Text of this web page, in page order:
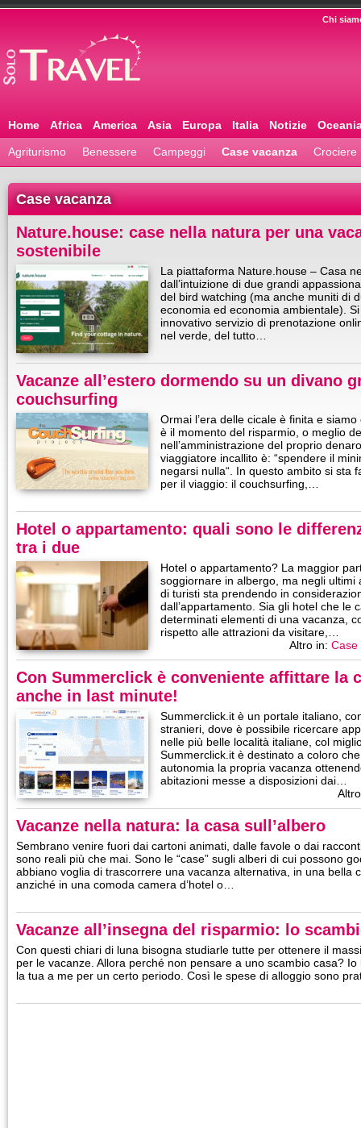
Chi
Home Africa America Asia Europa Italia Notizie
Agriturismo Benessere Campeggi Case vacanza Crociere
Case vacanza
Nature.house: case nella natura per una
sostenibile
La piattaforma Nature.house – Casa
dall’intuizione di due grandi
del bird watching (ma anche muniti di
economia ed economia ambientale).
innovativo servizio di prenotazione
nel verde, del tutto…
Vacanze all’estero dormendo su un divano
couchsurfing
Ormai l’era delle cicale è finita e
è il momento del risparmio, o meglio
nell’amministrazione del proprio
viaggiatore incallito è: “spendere il
negarsi nulla“. In questo ambito si sta
per il viaggio: il couchsurfing,…
Hotel o appartamento: quali sono le
tra i due
Hotel o appartamento? La maggior
soggiornare in albergo, ma negli
di turisti sta prendendo in
dall’appartamento. Sia gli hotel che le
determinati elementi di una vacanza,
rispetto alle attrazioni da visitare,…
Altro in: Case
Con Summerclick è conveniente affittare la
anche in last minute!
Summerclick.it è un portale italiano,
stranieri, dove è possibile ricercare
nelle più belle località italiane, col
Summerclick.it è destinato a coloro
autonomia la propria vacanza
abitazioni messe a disposizioni dai…
Vacanze nella natura: la casa sull’albero
Sembrano venire fuori dai cartoni animati, dalle favole o dai
sono reali più che mai. Sono le “case” sugli alberi di cui possono
abbiano voglia di trascorrere una vacanza alternativa, in una bella
anziché in una comoda camera d’hotel o…
Vacanze all’insegna del risparmio: lo
Con questi chiari di luna bisogna studiarle tutte per ottenere il
per le vacanze. Allora perché non pensare a uno scambio casa?
la tua a me per un certo periodo. Così le spese di alloggio sono